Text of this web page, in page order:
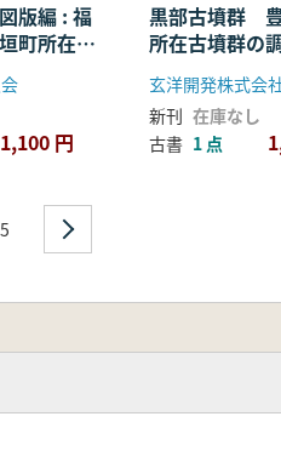
版編 : 福
町所在古
1,100 円
黒部古墳群
所在古墳群の
玄洋開発株式会
新刊 在庫なし
古書 1 点
5